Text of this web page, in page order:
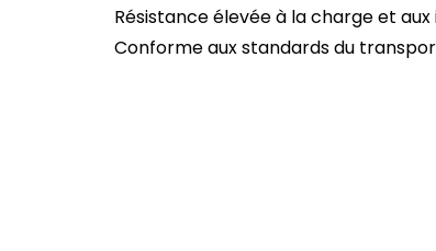
Résistance élevée à la charge et
Conforme aux standards du